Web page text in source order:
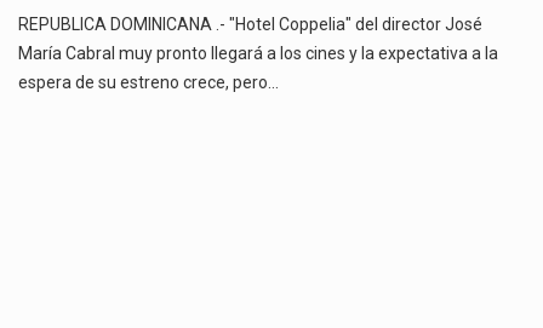
REPUBLICA DOMINICANA .- "Hotel Coppelia" del director José
María Cabral muy pronto llegará a los cines y la expectativa a la
espera de su estreno crece, pero…